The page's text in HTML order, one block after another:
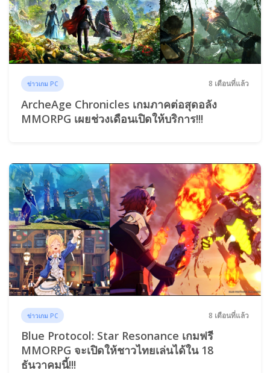
ข่าวเกม PC 8 เดือนที่แล้ว
ArcheAge Chronicles เกมภาคต่อสุดอลัง
MMORPG เผยช่วงเดือนเปิดให้บริการ!!!
ข่าวเกม PC 8 เดือนที่แล้ว
Blue Protocol: Star Resonance เกมฟรี
MMORPG จะเปิดให้ชาวไทยเล่นได้ใน 18
ธันวาคมนี้!!!